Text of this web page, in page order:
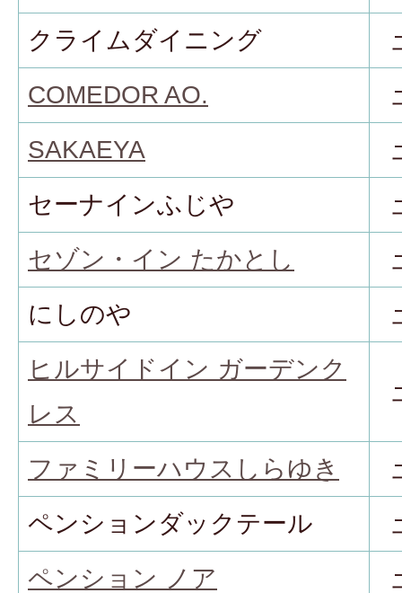
クライムダイニング
COMEDOR AO.
SAKAEYA
セーナインふじや
セゾン・イン たかとし
にしのや
ヒルサイドイン ガーデンク
レス
ファミリーハウスしらゆき
ペンションダックテール
ペンション ノア